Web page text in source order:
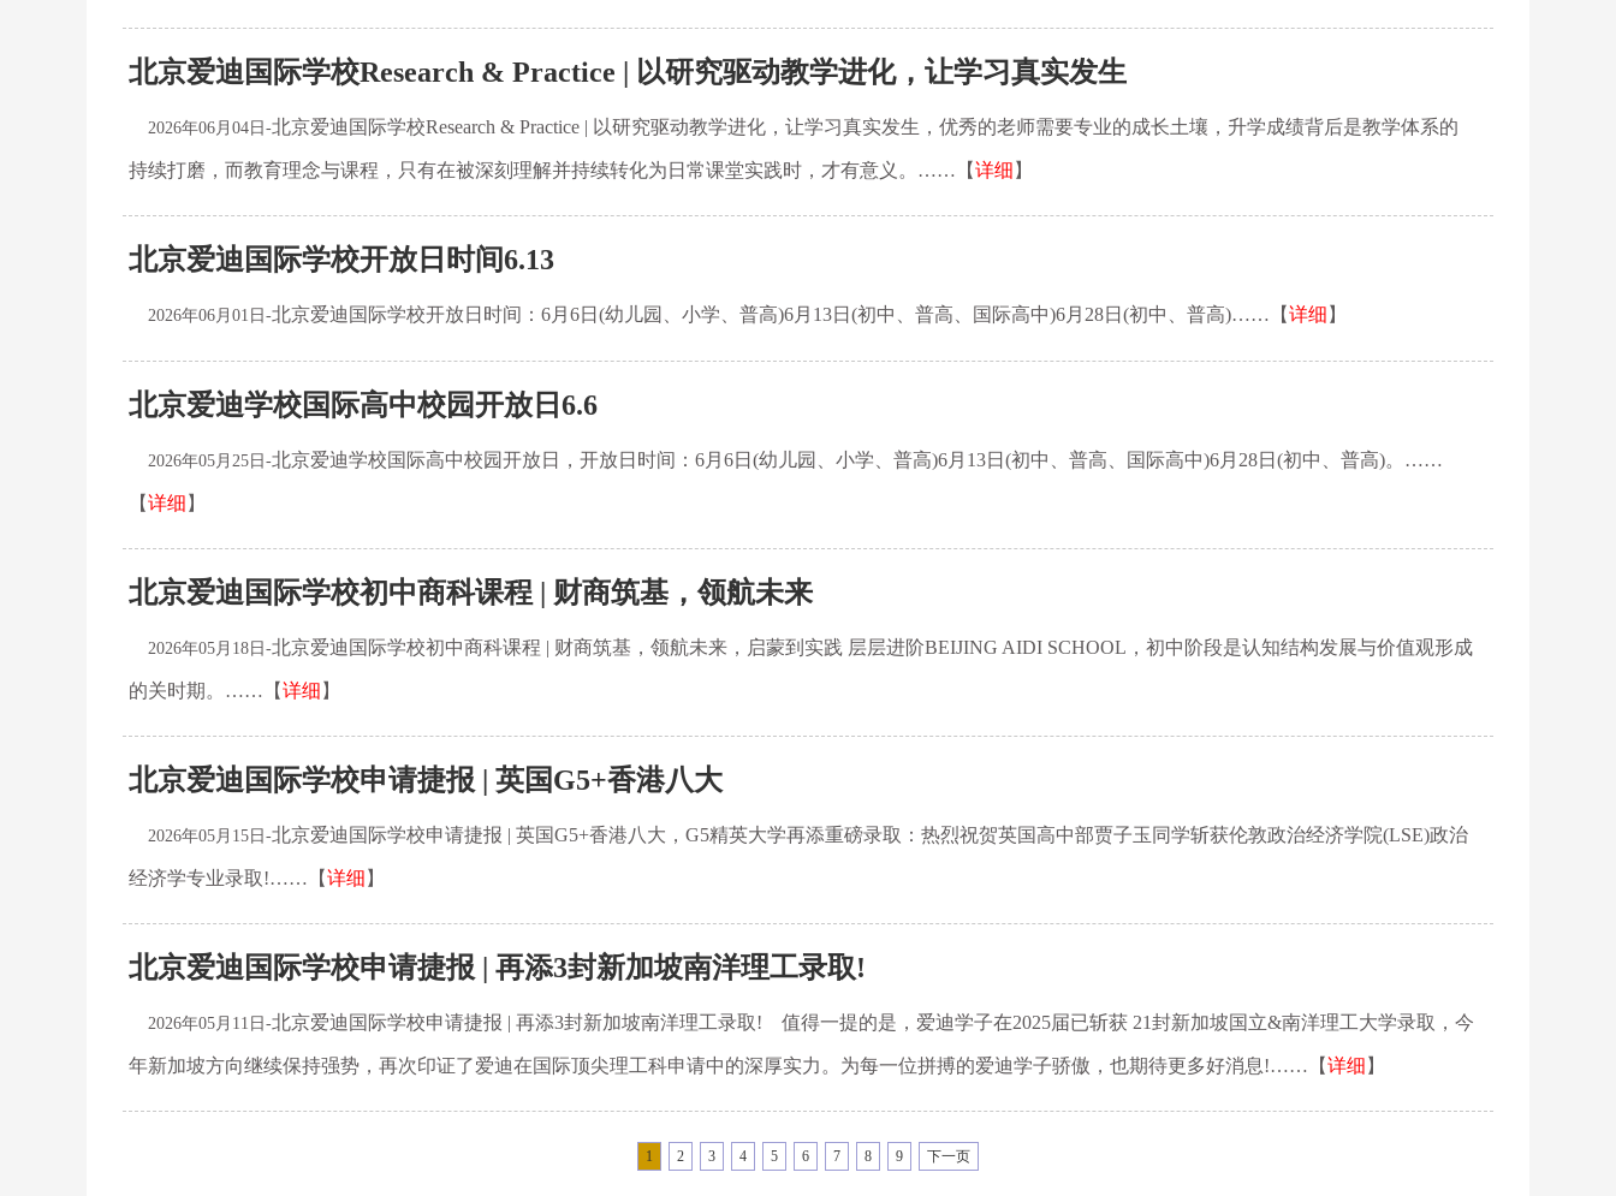
北京爱迪国际学校Research & Practice | 以研究驱动教学进化，让学习真实发生
2026年06月04日-北京爱迪国际学校Research & Practice | 以研究驱动教学进化，让学习真实发生，优秀的老师需要专业的成长土壤，升学成绩背后是教学体系的
持续打磨，而教育理念与课程，只有在被深刻理解并持续转化为日常课堂实践时，才有意义。……【详细 】
北京爱迪国际学校开放日时间6.13
2026年06月01日-北京爱迪国际学校开放日时间：6月6日(幼儿园、小学、普高)6月13日(初中、普高、国际高中)6月28日(初中、普高)……【详细 】
北京爱迪学校国际高中校园开放日6.6
2026年05月25日-北京爱迪学校国际高中校园开放日，开放日时间：6月6日(幼儿园、小学、普高)6月13日(初中、普高、国际高中)6月28日(初中、普高)。……
【详细 】
北京爱迪国际学校初中商科课程 | 财商筑基，领航未来
2026年05月18日-北京爱迪国际学校初中商科课程 | 财商筑基，领航未来，启蒙到实践 层层进阶BEIJING AIDI SCHOOL，初中阶段是认知结构发展与价值观形成
的关时期。……【详细 】
北京爱迪国际学校申请捷报 | 英国G5+香港八大
2026年05月15日-北京爱迪国际学校申请捷报 | 英国G5+香港八大，G5精英大学再添重磅录取：热烈祝贺英国高中部贾子玉同学斩获伦敦政治经济学院(LSE)政治
经济学专业录取!……【详细 】
北京爱迪国际学校申请捷报 | 再添3封新加坡南洋理工录取!
2026年05月11日-北京爱迪国际学校申请捷报 | 再添3封新加坡南洋理工录取! 值得一提的是，爱迪学子在2025届已斩获 21封新加坡国立&南洋理工大学录取，今
年新加坡方向继续保持强势，再次印证了爱迪在国际顶尖理工科申请中的深厚实力。为每一位拼搏的爱迪学子骄傲，也期待更多好消息!……【详细 】
1 2 3 4 5 6 7 8 9 下一页